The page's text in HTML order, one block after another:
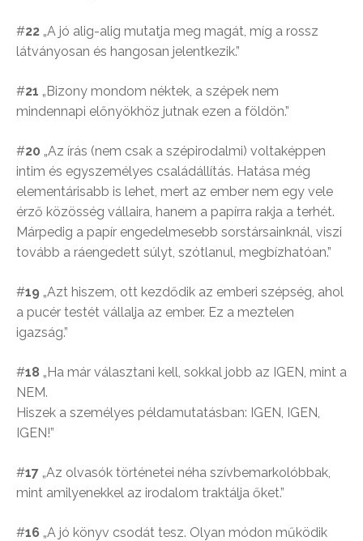
#22 „A jó alig-alig mutatja meg magát, míg a rossz
látványosan és hangosan jelentkezik.”
#21 „Bizony mondom néktek, a szépek nem
mindennapi előnyökhöz jutnak ezen a földön.”
#20 „Az írás (nem csak a szépirodalmi) voltaképpen
intim és egyszemélyes családállítás. Hatása még
elementárisabb is lehet, mert az ember nem egy vele
érző közösség vállaira, hanem a papírra rakja a terhét.
Márpedig a papír engedelmesebb sorstársainknál, viszi
tovább a ráengedett súlyt, szótlanul, megbízhatóan.”
#19 „Azt hiszem, ott kezdődik az emberi szépség, ahol
a pucér testét vállalja az ember. Ez a meztelen
igazság.”
#18 „Ha már választani kell, sokkal jobb az IGEN, mint a
NEM.
Hiszek a személyes példamutatásban: IGEN, IGEN,
IGEN!”
#17 „Az olvasók történetei néha szívbemarkolóbbak,
mint amilyenekkel az irodalom traktálja őket.”
#16 „A jó könyv csodát tesz. Olyan módon működik